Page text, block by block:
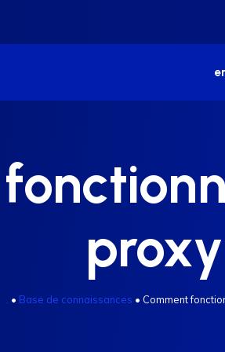
• Base de connaissances • Comment